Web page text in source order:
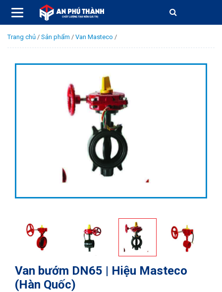
Trang chủ / Sản phẩm / Van Masteco /
Van bướm DN65 | Hiệu Masteco
(Hàn Quốc)